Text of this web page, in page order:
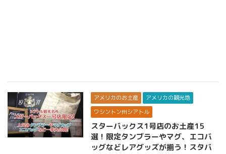
アメリカのお土産
アメリカの観光地
ワシントン州シアトル
スターバックス1号店のお土産15
選！限定タンブラーやマグ、エコバ
ッグなどレアグッズが揃う！スタバ